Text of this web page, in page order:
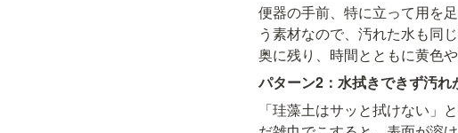
便器の手前、特に立って用を
う素材なので、汚れた水も同
奥に残り、時間とともに黄色
パターン2：水拭きできず汚れ
「珪藻土はサッと拭けない」